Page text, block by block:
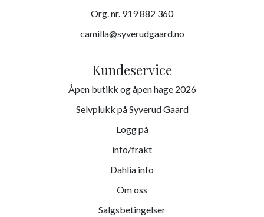
Org. nr. 919 882 360
camilla@syverudgaard.no
Kundeservice
Åpen butikk og åpen hage 2026
Selvplukk på Syverud Gaard
Logg på
info/frakt
Dahlia info
Om oss
Salgsbetingelser